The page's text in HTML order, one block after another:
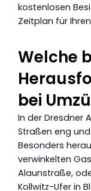
kostenlosen
Zeitplan für
Welche
bei
In der Dresdner
Straßen eng
Besonders
verwinkelten
Alaunstraße,
Kollwitz-Ufer in